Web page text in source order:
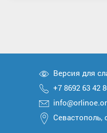
Версия для
+7 8692 63 42
Севастополь,